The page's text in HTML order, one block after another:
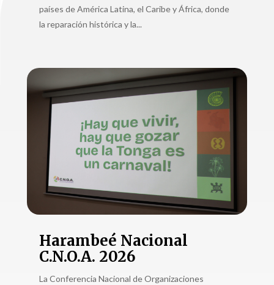
países de América Latina, el Caribe y África, donde
la reparación histórica y la...
Harambeé Nacional
C.N.O.A. 2026
La Conferencia Nacional de Organizaciones